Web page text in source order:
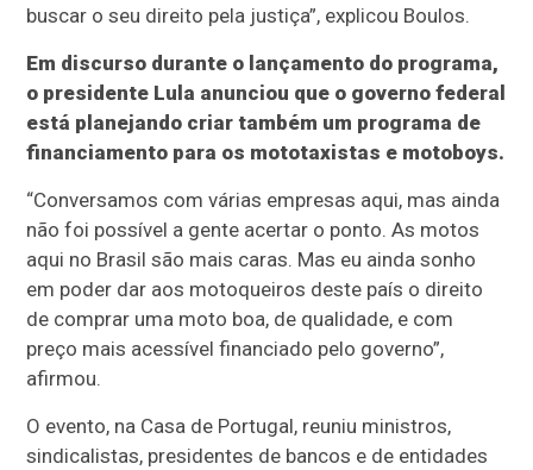
buscar o seu direito pela justiça”, explicou Boulos.
Em discurso durante o lançamento do programa,
o presidente Lula anunciou que o governo federal
está planejando criar também um programa de
financiamento para os mototaxistas e motoboys.
“Conversamos com várias empresas aqui, mas ainda
não foi possível a gente acertar o ponto. As motos
aqui no Brasil são mais caras. Mas eu ainda sonho
em poder dar aos motoqueiros deste país o direito
de comprar uma moto boa, de qualidade, e com
preço mais acessível financiado pelo governo”,
afirmou.
O evento, na Casa de Portugal, reuniu ministros,
sindicalistas, presidentes de bancos e de entidades